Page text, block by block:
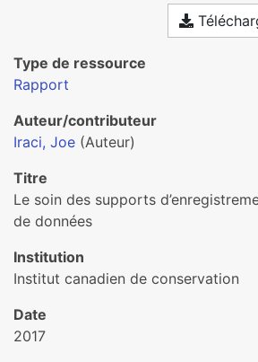
Type de ressource
Rapport
Auteur/contributeur
Iraci, Joe (Auteur)
Titre
Le soin des supports
de données
Institution
Institut canadien de conservation
Date
2017